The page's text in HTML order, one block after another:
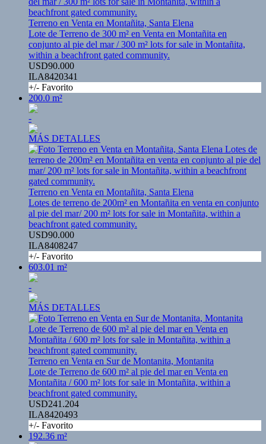
Terreno en Venta en Montañita, Santa Elena
Lote de Terreno de 300 m² en Venta en Montañita en
conjunto al pie del mar / 300 m² lots for sale in Montañita,
within a beachfront gated community.
USD90.000
ILA8420341
+/- Favorito
200.0 m²
-
MÁS DETALLES
Terreno en Venta en Montañita, Santa Elena
Lotes de terreno de 200m² en Montañita en venta en conjunto
al pie del mar/ 200 m² lots for sale in Montañita, within a
beachfront gated community.
USD90.000
ILA8408247
+/- Favorito
603.01 m²
-
MÁS DETALLES
Terreno en Venta en Sur de Montanita, Montanita
Lote de Terreno de 600 m² al pie del mar en Venta en
Montañita / 600 m² lots for sale in Montañita, within a
beachfront gated community.
USD241.204
ILA8420493
+/- Favorito
192.36 m²